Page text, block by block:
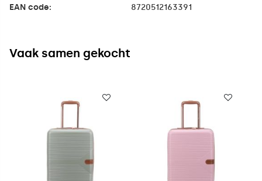
EAN code: 8720512163391
Vaak samen gekocht